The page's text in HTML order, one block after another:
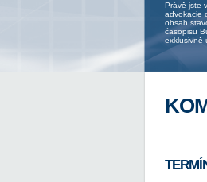
Právě jste
advokacie
obsah
časopisu
exklusivně